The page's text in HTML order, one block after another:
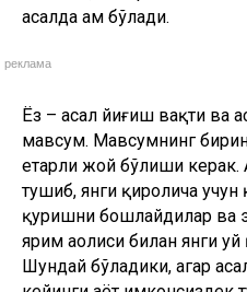
тушиб, янги қиролича учун
Шундай бўладики, агар
кейинги ҳаёт имконсиздек
бўлиб тарк этишади.
«Яқинда бир ҳолат юз
уялардан биттасида ёш
эътибор қарата олмадик»,
Литвиненко. – Аслида